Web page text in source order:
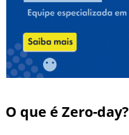
O que é Zero-day?